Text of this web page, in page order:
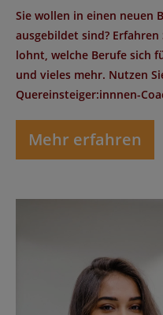
Sie wollen in einen neuen
ausgebildet sind?
lohnt, welche Berufe sich
und vieles mehr. Nutzen
Quereinsteiger:innnen-
Mehr erfahren